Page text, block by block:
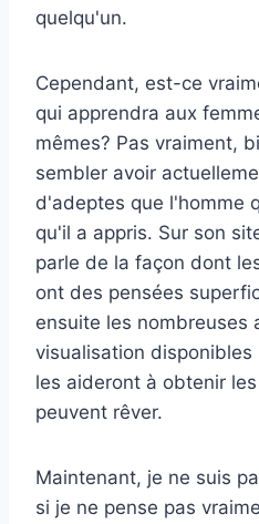
quelqu'un.
Cependant, est-ce
qui apprendra aux
mêmes? Pas vraiment,
sembler avoir
d'adeptes que l'homme
qu'il a appris. Sur son
parle de la façon dont
ont des pensées
ensuite les nombreuses
visualisation disponibles
les aideront à obtenir
peuvent rêver.
Maintenant, je ne suis
si je ne pense pas